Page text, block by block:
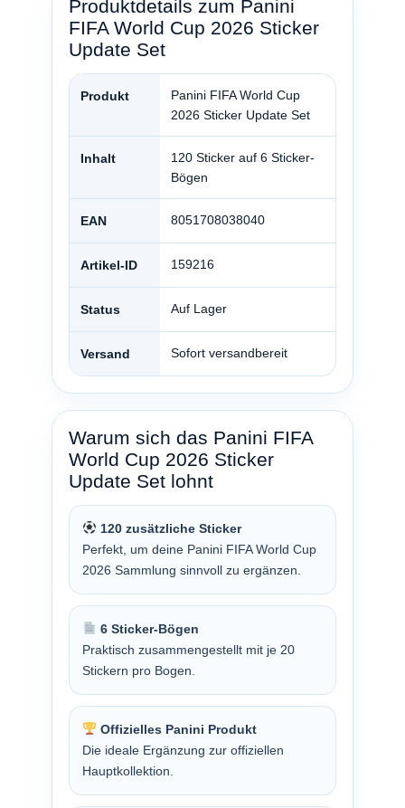
Produktdetails zum Panini
FIFA World Cup 2026 Sticker
Update Set
Produkt
Panini FIFA World Cup
2026 Sticker Update Set
Inhalt
120 Sticker auf 6 Sticker-
Bögen
EAN 8051708038040
Artikel-ID 159216
Status Auf Lager
Versand Sofort versandbereit
Warum sich das Panini FIFA
World Cup 2026 Sticker
Update Set lohnt
120 zusätzliche Sticker
Perfekt, um deine Panini FIFA World Cup
2026 Sammlung sinnvoll zu ergänzen.
6 Sticker-Bögen
Praktisch zusammengestellt mit je 20
Stickern pro Bogen.
Offizielles Panini Produkt
Die ideale Ergänzung zur offiziellen
Hauptkollektion.